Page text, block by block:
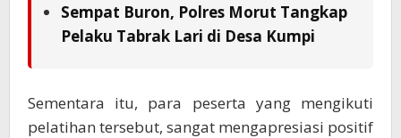
Sempat Buron, Polres Morut Tangkap
Pelaku Tabrak Lari di Desa Kumpi
Sementara itu, para peserta yang mengikuti
pelatihan tersebut, sangat mengapresiasi positif